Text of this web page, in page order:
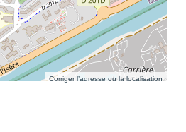
Corriger l’adresse ou la localisation